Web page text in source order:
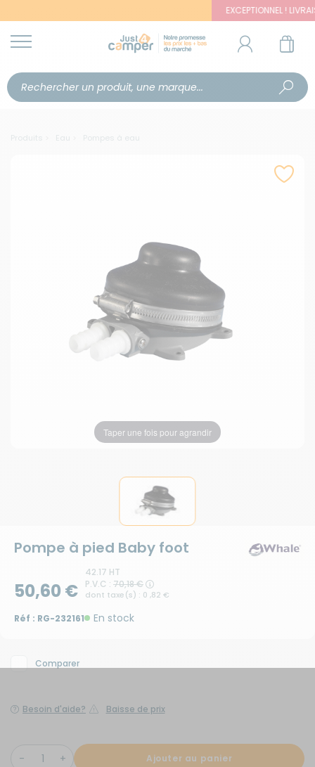
EXCEPTIONNEL ! LIVRAISON
Produits Eau Pompes à eau
Taper une fois pour agrandir
Pompe à pied Baby foot
50,60 €
42.17 HT
P.V.C : 70,18 €
dont taxe(s) : 0 ,82 €
Réf : RG-232161 En stock
Comparer
Besoin d'aide? Baisse de prix
Ajouter au panier